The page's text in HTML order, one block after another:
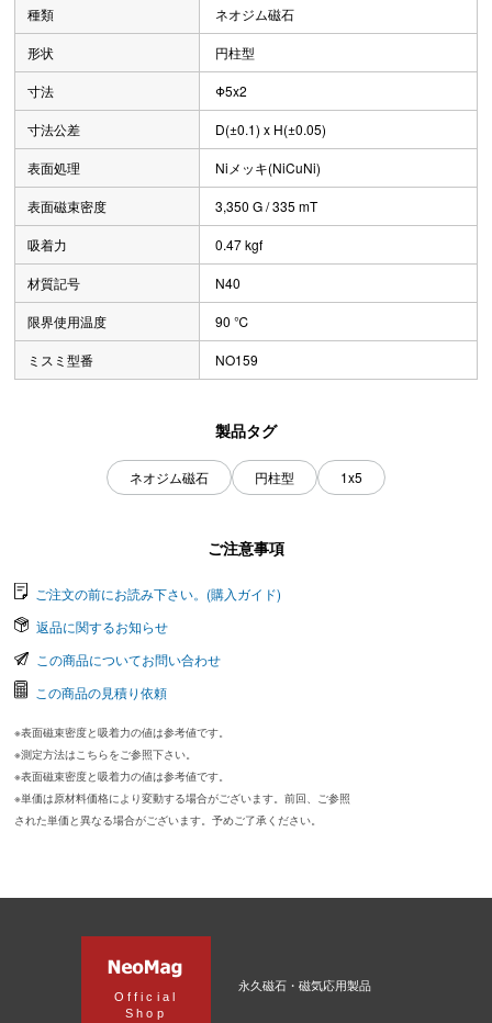
種類 ネオジム磁石
形状 円柱型
寸法 Φ5x2
寸法公差 D(±0.1) x H(±0.05)
表面処理 Niメッキ(NiCuNi)
表面磁束密度 3,350 G / 335 mT
吸着力 0.47 kgf
材質記号 N40
限界使用温度 90 ℃
ミスミ型番 NO159
製品タグ
ネオジム磁石 円柱型 1x5
ご注意事項
ご注文の前にお読み下さい。(購入ガイド)
返品に関するお知らせ
この商品についてお問い合わせ
この商品の見積り依頼
※表面磁束密度と吸着力の値は参考値です。
※測定方法はこちらをご参照下さい。
※表面磁束密度と吸着力の値は参考値です。
※単価は原材料価格により変動する場合がございます。前回、ご参照
された単価と異なる場合がございます。予めご了承ください。
Official
Shop
永久磁石・磁気応用製品